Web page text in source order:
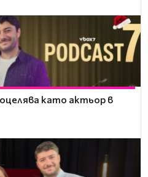
като актьор в